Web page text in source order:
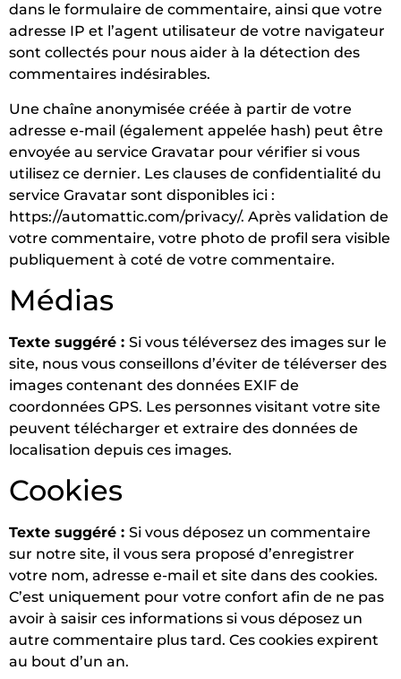
dans le formulaire de commentaire, ainsi que votre
adresse IP et l’agent utilisateur de votre navigateur
sont collectés pour nous aider à la détection des
commentaires indésirables.
Une chaîne anonymisée créée à partir de votre
adresse e-mail (également appelée hash) peut être
envoyée au service Gravatar pour vérifier si vous
utilisez ce dernier. Les clauses de confidentialité du
service Gravatar sont disponibles ici :
https://automattic.com/privacy/. Après validation de
votre commentaire, votre photo de profil sera visible
publiquement à coté de votre commentaire.
Médias
Texte suggéré : Si vous téléversez des images sur le
site, nous vous conseillons d’éviter de téléverser des
images contenant des données EXIF de
coordonnées GPS. Les personnes visitant votre site
peuvent télécharger et extraire des données de
localisation depuis ces images.
Cookies
Texte suggéré : Si vous déposez un commentaire
sur notre site, il vous sera proposé d’enregistrer
votre nom, adresse e-mail et site dans des cookies.
C’est uniquement pour votre confort afin de ne pas
avoir à saisir ces informations si vous déposez un
autre commentaire plus tard. Ces cookies expirent
au bout d’un an.